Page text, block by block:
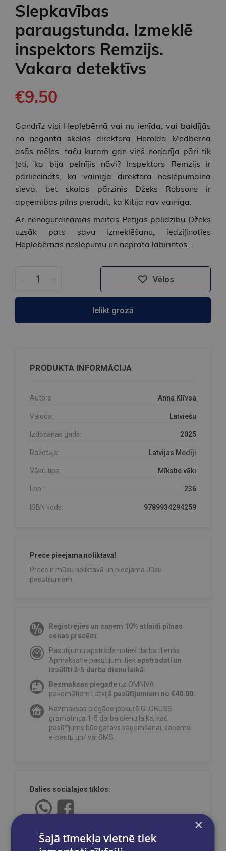
Slepkavības
paraugstunda. Izmeklē
inspektors Remzijs.
Vakara detektīvs
€9.50
Gandrīz visi Heplebērnā vai nu ienīda, vai baidījās
no negantā skolas direktora Herolda Medbērna
asās mēles, taču kuram gan viņš nodarīja pāri tik
ļoti, ka bija pelnījis nāvi? Inspektors Remzijs ir
pārliecināts, ka vainīga direktora noslēpumainā
sieva, bet skolas pārzinis Džeks Robsons ir
apņēmības pilns pierādīt, ka Kitija nav vainīga.
Ar nenogurdināmās meitas Petijas palīdzību Džeks
uzsāk pats savu izmeklēšanu, iedziļinoties
Heplebērnas noslēpumu un neprāta labirintos…
Vēlos
Ielikt grozā
PRODUKTA INFORMĀCIJA
Autors: Anna Klīvsa
Valoda: Latviešu
Izdošanas gads: 2025
Ražotājs: Latvijas Mediji
Vāku tips: Mīkstie vāki
Lpp.: 236
ISBN kods: 9789934294259
Prece pieejama noliktavā!
Prece ir mūsu noliktavā un pieejama Jūsu
pasūtījumam.
Reģistrējies un saņem 10% atlaidi pilnas
cenas precēm.
Pasūtījumu apstrāde notiek darba dienās.
Apmaksātie pasūtījumi tiekapstrādāti un
izsūtīti 2-5 darba dienu laikā.
Bezmaksas piegāde uz OMNIVA
pakomātiem Latvijā pasūtījumiem no €40.00.
Bezmaksas piegāde jebkurā GLOBUSS
grāmatnīcā 1-5 darba dienu laikā, kad
pasūtījums būs gatavs saņemšanai, saņemsi
e-pastu un/ vai SMS.
Dalies sociālajos tīklos:
×
Šajā tīmekļa vietnē tiek